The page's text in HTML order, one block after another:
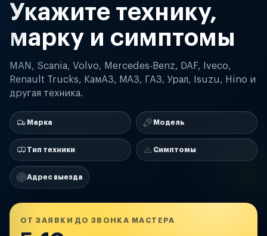
Укажите технику,
марку и симптомы
MAN, Scania, Volvo, Mercedes-Benz, DAF, Iveco,
Renault Trucks, КамАЗ, МАЗ, ГАЗ, Урал, Isuzu, Hino и
другая техника.
Марка Модель
Тип техники Симптомы
Адрес выезда
ОТ ЗАЯВКИ ДО ЗВОНКА МАСТЕРА